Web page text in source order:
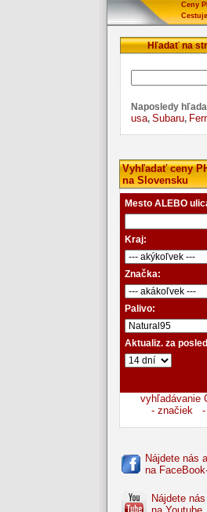
Ceny
Hľadať na
Naposledy
usa, Subaru,
Vyhľadať ceny
na Slovensku
Mesto ALEBO
Kraj:
Značka:
Palivo:
Aktualiz. za
vyhľadávanie
- značiek
Nájdete nás
na
Nájdete